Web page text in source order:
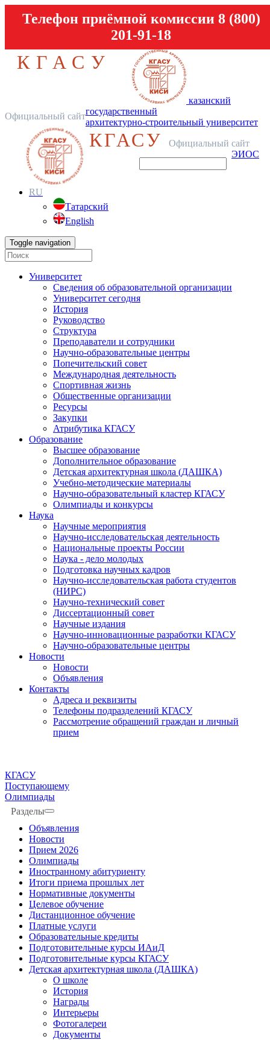
Телефон приёмной комиссии 8 (800)
201-91-18
КГАСУ
Официальный сайт
казанский
государственный
архитектурно-строительный университет
КГАСУ
Официальный сайт
ЭИОС
RU
Татарский
English
Toggle navigation
Университет
Сведения об образовательной организации
Университет сегодня
История
Руководство
Структура
Преподаватели и сотрудники
Научно-образовательные центры
Попечительский совет
Международная деятельность
Спортивная жизнь
Общественные организации
Ресурсы
Закупки
Атрибутика КГАСУ
Образование
Высшее образование
Дополнительное образование
Детская архитектурная школа (ДАШКА)
Учебно-методические материалы
Научно-образовательный кластер КГАСУ
Олимпиады и конкурсы
Наука
Научные мероприятия
Научно-исследовательская деятельность
Национальные проекты России
Наука - дело молодых
Подготовка научных кадров
Научно-исследовательская работа студентов
(НИРС)
Научно-технический совет
Диссертационный совет
Научные издания
Научно-инновационные разработки КГАСУ
Научно-образовательные центры
Новости
Новости
Объявления
Контакты
Адреса и реквизиты
Телефоны подразделений КГАСУ
Рассмотрение обращений граждан и личный
прием
КГАСУ
Поступающему
Олимпиады
Разделы
Объявления
Новости
Прием 2026
Олимпиады
Иностранному абитуриенту
Итоги приема прошлых лет
Нормативные документы
Целевое обучение
Дистанционное обучение
Платные услуги
Образовательные кредиты
Подготовительные курсы ИАиД
Подготовительные курсы КГАСУ
Детская архитектурная школа (ДАШКА)
О школе
История
Награды
Интерьеры
Фотогалереи
Документы